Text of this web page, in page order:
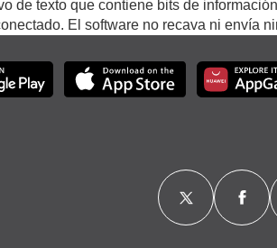
de texto que contiene bits de
El software no recava ni envía